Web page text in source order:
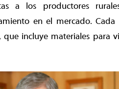
a los productores
en el mercado.
incluye materiales para